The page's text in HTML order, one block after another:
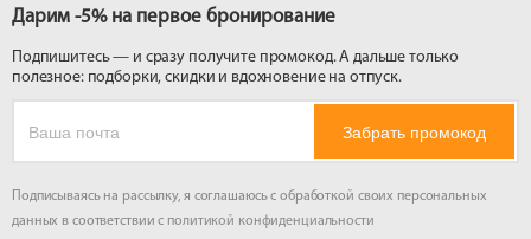
Дарим -5% на первое бронирование
Подпишитесь — и сразу получите промокод. А дальше только
полезное: подборки, скидки и вдохновение на отпуск.
Забрать промокод
Подписываясь на рассылку, я соглашаюсь с обработкой своих персональных
данных в соответствии с политикой конфиденциальности